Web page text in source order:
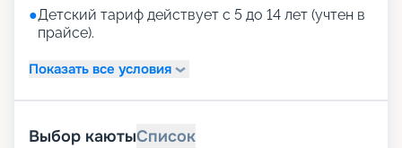
●Детский тариф действует с 5 до 14 лет (учтен в
прайсе).
Показать все условия
Выбор каютыСписок